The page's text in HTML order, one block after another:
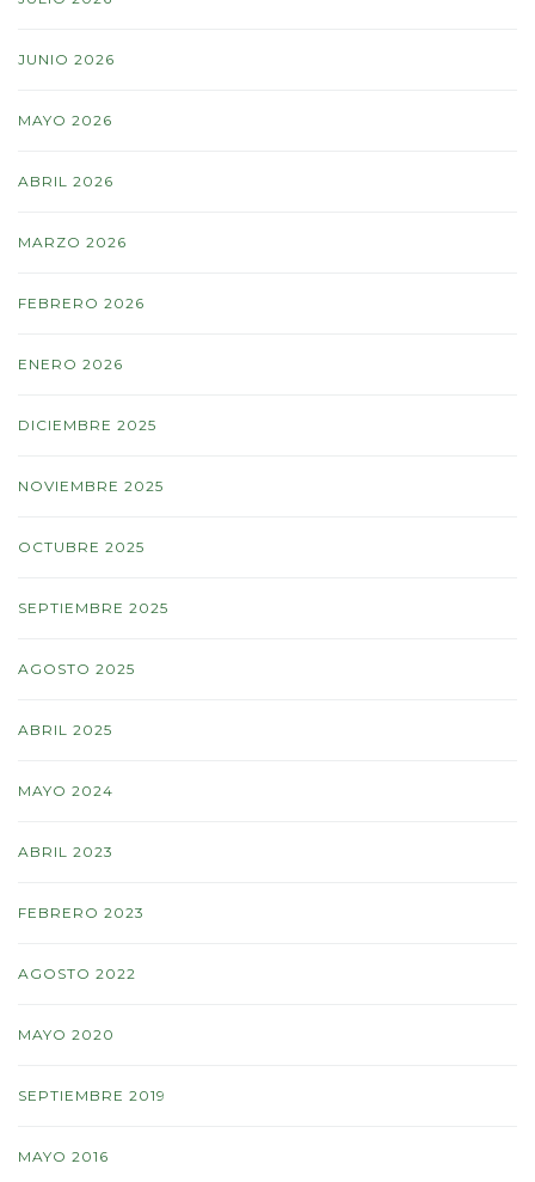
JUNIO 2026
MAYO 2026
ABRIL 2026
MARZO 2026
FEBRERO 2026
ENERO 2026
DICIEMBRE 2025
NOVIEMBRE 2025
OCTUBRE 2025
SEPTIEMBRE 2025
AGOSTO 2025
ABRIL 2025
MAYO 2024
ABRIL 2023
FEBRERO 2023
AGOSTO 2022
MAYO 2020
SEPTIEMBRE 2019
MAYO 2016